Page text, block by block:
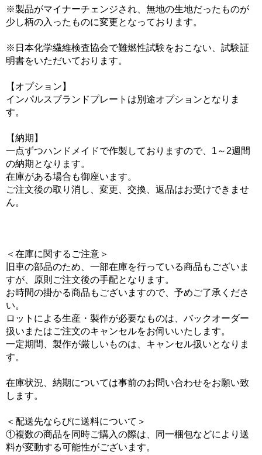
※製品がマイナーチェンジされ、無地の生地だったものが
少し柄の入ったものに変更となっております。
※日本化学繊維検査協会で難燃性試験をおこない、試験証
明書をいただいております。
【オプション】
インパルスブランドプレートは別途オプションとなりま
す。
【納期】
一点ずつハンドメイドで作製しておりますので、1～2週間
の納期となります。
在庫がある場合も御座います。
ご注文後の取り消し、変更、交換、返品はお受けできませ
ん。
＜在庫に関するご注意＞
旧車の部品のため、一部在庫を行っている商品もございま
すが、原則ご注文後の手配となります。
お時間の掛かる商品もございますので、予めご了承くださ
い。
ロットによる生産・製作が必要なものは、バックオーダー
扱いまたはご注文のキャンセルをお伺いいたします。
一定期間、製作が厳しいものは、キャンセル扱いとなりま
す。
在庫状況、納期については事前のお問い合わせをお願い致
します。
＜配送先ならびに送料について＞
①複数の商品を同時ご購入の際は、同一梱包などにより送
料が変動する可能性がございます。